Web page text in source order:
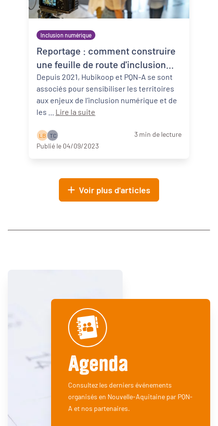
Inclusion numérique
Reportage : comment construire
une feuille de route d'inclusion
numérique ?
Depuis 2021, Hubikoop et PQN-A se sont
associés pour sensibiliser les territoires
aux enjeux de l’inclusion numérique et de
Lire la suite
L B T C
3 min de lecture
Publié le 04/09/2023
Voir plus d'articles
Agenda
Consultez les derniers événements
organisés en Nouvelle-Aquitaine par PQN-
A et nos partenaires.